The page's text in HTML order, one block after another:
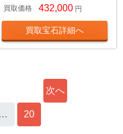
買取価格 432,000 円
買取宝石詳細へ
… 20
次へ